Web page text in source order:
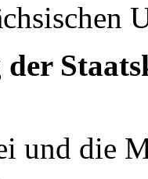
der
und die